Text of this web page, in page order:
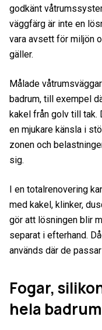
godkänt
väggfärg är inte en
vara avsett för miljön
gäller.
Målade
badrum, till exempel
kakel från golv till tak.
en mjukare känsla i
zonen och
sig.
I en totalrenovering
med kakel, klinker,
gör att lösningen blir
separat i efterhand.
används där de
Fogar,
hela